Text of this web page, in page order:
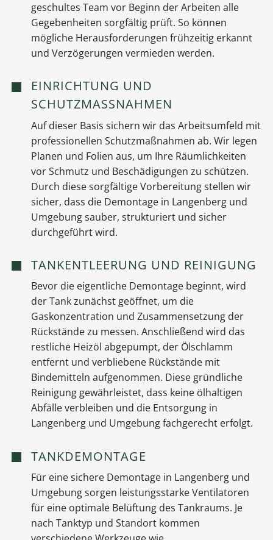
geschultes Team vor Beginn der Arbeiten alle
Gegebenheiten sorgfältig prüft. So können
mögliche Herausforderungen frühzeitig erkannt
und Verzögerungen vermieden werden.
EINRICHTUNG UND
SCHUTZMASSNAHMEN
Auf dieser Basis sichern wir das Arbeitsumfeld mit
professionellen Schutzmaßnahmen ab. Wir legen
Planen und Folien aus, um Ihre Räumlichkeiten
vor Schmutz und Beschädigungen zu schützen.
Durch diese sorgfältige Vorbereitung stellen wir
sicher, dass die Demontage in Langenberg und
Umgebung sauber, strukturiert und sicher
durchgeführt wird.
TANKENTLEERUNG UND REINIGUNG
Bevor die eigentliche Demontage beginnt, wird
der Tank zunächst geöffnet, um die
Gaskonzentration und Zusammensetzung der
Rückstände zu messen. Anschließend wird das
restliche Heizöl abgepumpt, der Ölschlamm
entfernt und verbliebene Rückstände mit
Bindemitteln aufgenommen. Diese gründliche
Reinigung gewährleistet, dass keine ölhaltigen
Abfälle verbleiben und die Entsorgung in
Langenberg und Umgebung fachgerecht erfolgt.
TANKDEMONTAGE
Für eine sichere Demontage in Langenberg und
Umgebung sorgen leistungsstarke Ventilatoren
für eine optimale Belüftung des Tankraums. Je
nach Tanktyp und Standort kommen